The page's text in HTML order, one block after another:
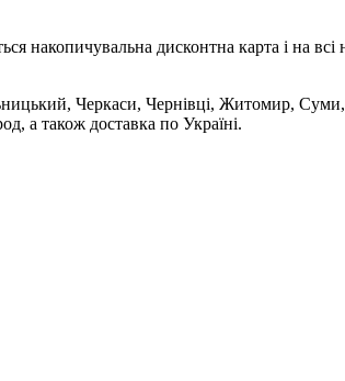
накопичувальна дисконтна карта і на всі
Черкаси, Чернівці, Житомир, Суми,
а також доставка по Україні.